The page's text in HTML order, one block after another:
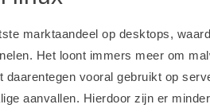
marktaandeel op desktops,
Het loont immers meer om
vooral gebruikt op
aanvallen. Hierdoor zijn er